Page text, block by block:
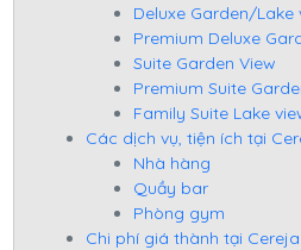
Deluxe Garden/Lake
Premium Deluxe
Suite Garden View
Premium Suite
Family Suite Lake
Các dịch vụ, tiện ích tại
Nhà hàng
Quầy bar
Phòng gym
Chi phí giá thành tại